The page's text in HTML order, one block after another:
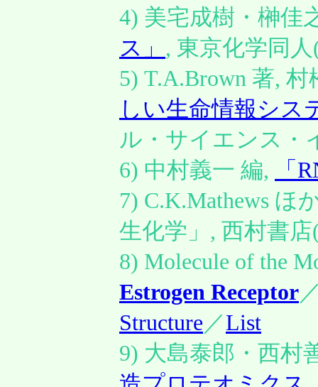
4) 美宅成樹・榊佳
ス」 , 東京化学同人
5) T.A.Brown 著,
しい生命情報シス
ル・サイエンス・
6) 中村義一 編,
「
7) C.K.Mathews ほ
生化学」, 西村書店
8) Molecule of the
Estrogen Receptor
Structure／List
9) 大島泰郎・西村